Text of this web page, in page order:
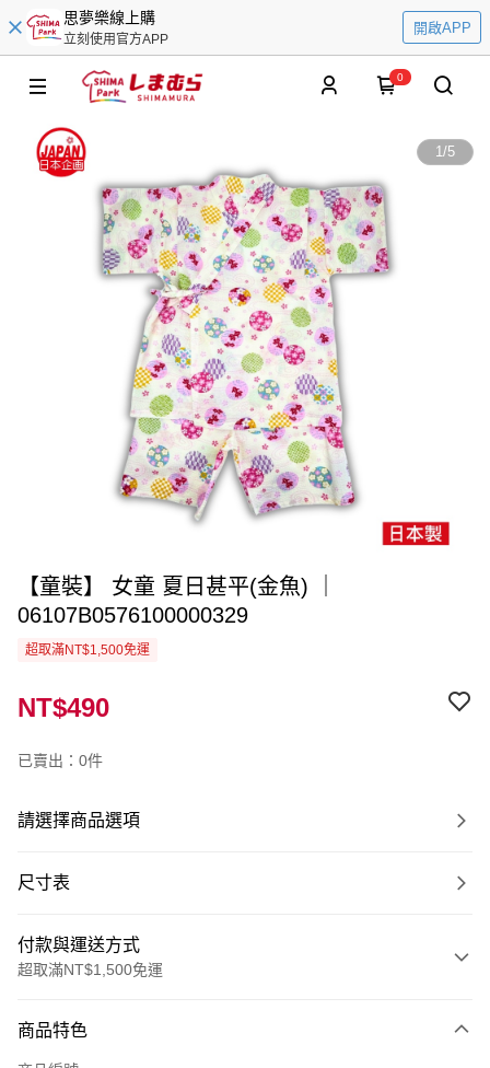
思夢樂線上購
立刻使用官方APP
開啟APP
0
1/5
【童裝】 女童 夏日甚平(金魚) ｜
06107B0576100000329
超取滿NT$1,500免運
NT$490
已賣出：0件
請選擇商品選項
尺寸表
付款與運送方式
超取滿NT$1,500免運
信用卡一次付款
商品特色